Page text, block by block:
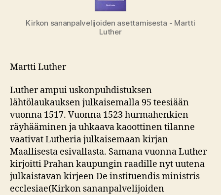
Kirkon sananpalvelijoiden asettamisesta - Martti
Luther
Martti Luther
Luther ampui uskonpuhdistuksen
lähtölaukauksen julkaisemalla 95 teesiään
vuonna 1517. Vuonna 1523 hurmahenkien
räyhääminen ja uhkaava kaoottinen tilanne
vaativat Lutheria julkaisemaan kirjan
Maallisesta esivallasta. Samana vuonna Luther
kirjoitti Prahan kaupungin raadille nyt uutena
julkaistavan kirjeen De instituendis ministris
ecclesiae(Kirkon sananpalvelijoiden